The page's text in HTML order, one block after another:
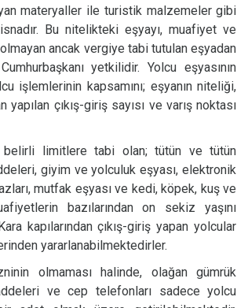
materyaller ile turistik malzemeler gibi
Bu nitelikteki eşyayı, muafiyet ve
ancak vergiye tabi tutulan eşyadan
yetkilidir. Yolcu eşyasının
işlemlerinin kapsamını; eşyanın niteliği,
yapılan çıkış-giriş sayısı ve varış noktası
belirli limitlere tabi olan; tütün ve tütün
giyim ve yolculuk eşyası, elektronik
mutfak eşyası ve kedi, köpek, kuş ve
bazılarından on sekiz yaşını
kapılarından çıkış-giriş yapan yolcular
yararlanabilmektedirler.
olmaması halinde, olağan gümrük
ve cep telefonları sadece yolcu